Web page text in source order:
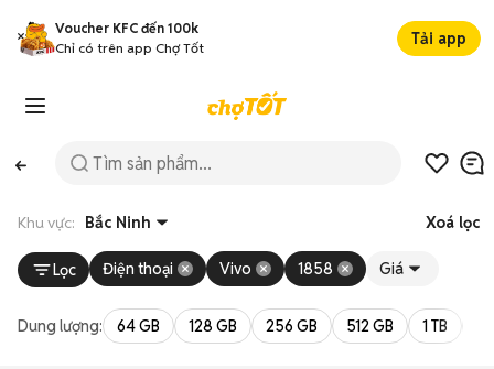
Voucher KFC đến 100k
Chỉ có trên app Chợ Tốt
Tải app
Khu vực: Bắc Ninh Xoá lọc
Lọc Điện thoại Vivo 1858 Giá
Dung lượng: 64 GB 128 GB 256 GB 512 GB 1 TB